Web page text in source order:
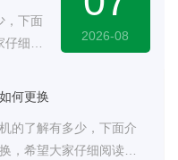
，下面
细阅
2026-08
何更换
的了解有多少，下面介
，希望大家仔细阅读。